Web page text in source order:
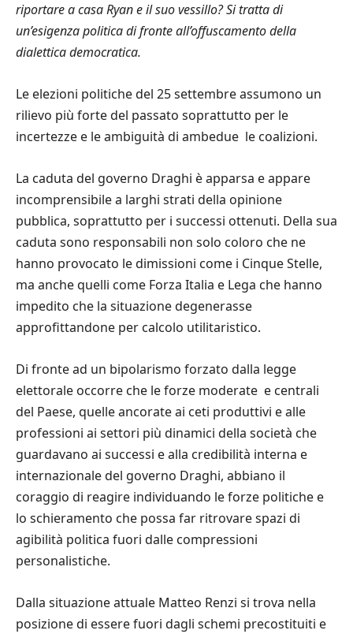
riportare a casa Ryan e il suo vessillo? Si tratta di
un’esigenza politica di fronte all’offuscamento della
dialettica democratica.
Le elezioni politiche del 25 settembre assumono un
rilievo più forte del passato soprattutto per le
incertezze e le ambiguità di ambedue le coalizioni.
La caduta del governo Draghi è apparsa e appare
incomprensibile a larghi strati della opinione
pubblica, soprattutto per i successi ottenuti. Della sua
caduta sono responsabili non solo coloro che ne
hanno provocato le dimissioni come i Cinque Stelle,
ma anche quelli come Forza Italia e Lega che hanno
impedito che la situazione degenerasse
approfittandone per calcolo utilitaristico.
Di fronte ad un bipolarismo forzato dalla legge
elettorale occorre che le forze moderate e centrali
del Paese, quelle ancorate ai ceti produttivi e alle
professioni ai settori più dinamici della società che
guardavano ai successi e alla credibilità interna e
internazionale del governo Draghi, abbiano il
coraggio di reagire individuando le forze politiche e
lo schieramento che possa far ritrovare spazi di
agibilità politica fuori dalle compressioni
personalistiche.
Dalla situazione attuale Matteo Renzi si trova nella
posizione di essere fuori dagli schemi precostituiti e